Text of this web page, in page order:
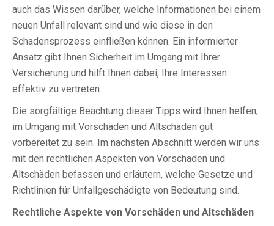
auch das Wissen darüber, welche Informationen bei einem
neuen Unfall relevant sind und wie diese in den
Schadensprozess einfließen können. Ein informierter
Ansatz gibt Ihnen Sicherheit im Umgang mit Ihrer
Versicherung und hilft Ihnen dabei, Ihre Interessen
effektiv zu vertreten.
Die sorgfältige Beachtung dieser Tipps wird Ihnen helfen,
im Umgang mit Vorschäden und Altschäden gut
vorbereitet zu sein. Im nächsten Abschnitt werden wir uns
mit den rechtlichen Aspekten von Vorschäden und
Altschäden befassen und erläutern, welche Gesetze und
Richtlinien für Unfallgeschädigte von Bedeutung sind.
Rechtliche Aspekte von Vorschäden und Altschäden